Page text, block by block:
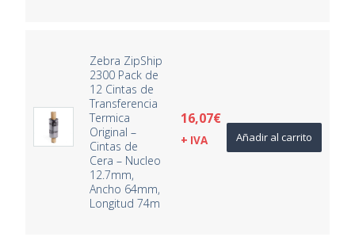
Zebra ZipShip
2300 Pack de
12 Cintas de
Transferencia
Termica
Original –
Cintas de
Cera – Nucleo
12.7mm,
Ancho 64mm,
Longitud 74m
16,07€
+ IVA Añadir al carrito